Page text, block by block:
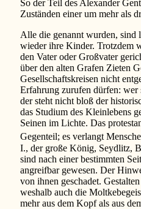
So der Teil des Alexander
Zuständen einer um mehr als
Alle die genannt wurden, sind
wieder ihre Kinder. Trotzdem
den Vater oder Großvater
über den alten Grafen Zieten
Gesellschaftskreisen nicht
Erfahrung zurufen dürfen: wer
der steht nicht bloß der
das Studium des Kleinlebens
Seinen im Lichte. Das
Gegenteil; es verlangt
I., der große König, Seydlitz,
sind nach einer bestimmten
angreifbar gewesen. Der
von ihnen geschadet.
weshalb auch die
mehr aus dem Kopf als aus